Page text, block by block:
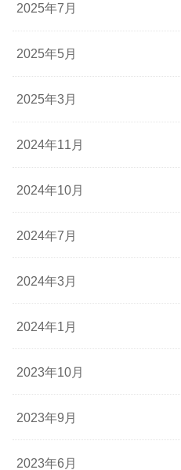
2025年7月
2025年5月
2025年3月
2024年11月
2024年10月
2024年7月
2024年3月
2024年1月
2023年10月
2023年9月
2023年6月